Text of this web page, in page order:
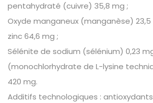
pentahydraté (cuivre) 35,8 mg ;
Oxyde manganeux (manganèse) 23,5
zinc 64,6 mg ;
Sélénite de sodium (sélénium) 0,23
(monochlorhydrate de L-lysine
420 mg.
Additifs technologiques :